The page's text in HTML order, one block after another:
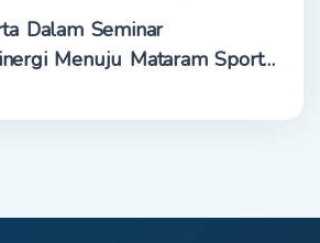
Dalam Seminar
Menuju Mataram Sport